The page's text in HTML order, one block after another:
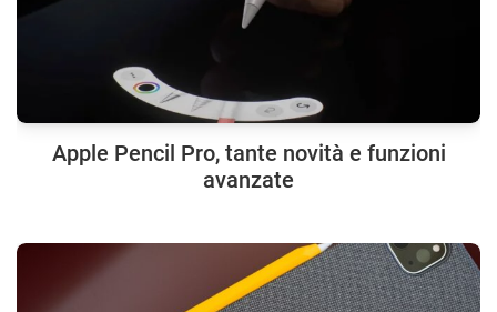
Apple Pencil Pro, tante novità e funzioni
avanzate